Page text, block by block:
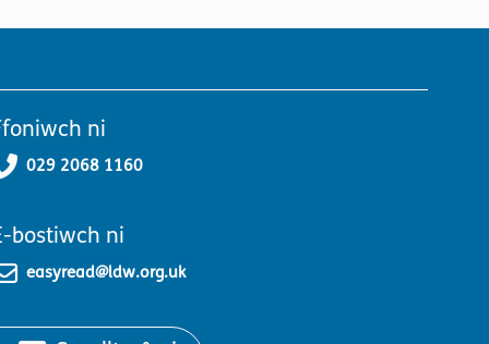
ni
029 2068 1160
bostiwch ni
easyread@ldw.org.uk